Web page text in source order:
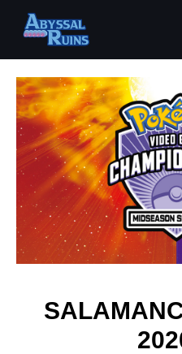
contenido
de
entradas